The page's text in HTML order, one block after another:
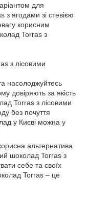
для
ягодами зі стевією
корисним
Torras з
з лісовими
насолоджуйтесь
довіряють за якість
Torras з лісовими
без почуття
у Києві можна у
альтернатива
шоколад Torras з
себе та своїх
Torras – це